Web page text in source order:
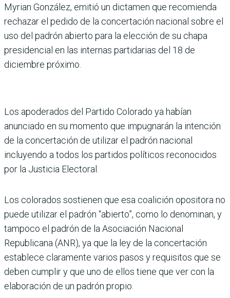
Myrian González, emitió un dictamen que recomienda
rechazar el pedido de la concertación nacional sobre el
uso del padrón abierto para la elección de su chapa
presidencial en las internas partidarias del 18 de
diciembre próximo.
Los apoderados del Partido Colorado ya habían
anunciado en su momento que impugnarán la intención
de la concertación de utilizar el padrón nacional
incluyendo a todos los partidos políticos reconocidos
por la Justicia Electoral.
Los colorados sostienen que esa coalición opositora no
puede utilizar el padrón “abierto”, como lo denominan, y
tampoco el padrón de la Asociación Nacional
Republicana (ANR), ya que la ley de la concertación
establece claramente varios pasos y requisitos que se
deben cumplir y que uno de ellos tiene que ver con la
elaboración de un padrón propio.